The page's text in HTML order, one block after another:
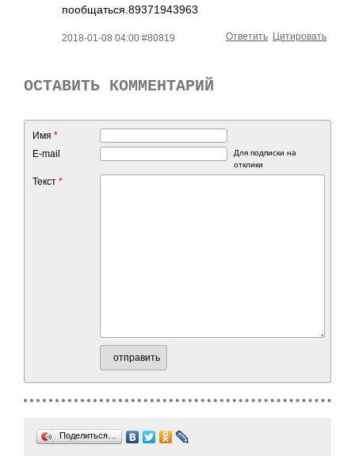
пообщаться.89371­943963­
2018-01-08 04:00 #80819 Цитировать
Ответить
ОСТАВИТЬ КОММЕНТАРИЙ
Имя *
E-mail
Для подписки на
отклики
Текст *
отправить
Поделиться…